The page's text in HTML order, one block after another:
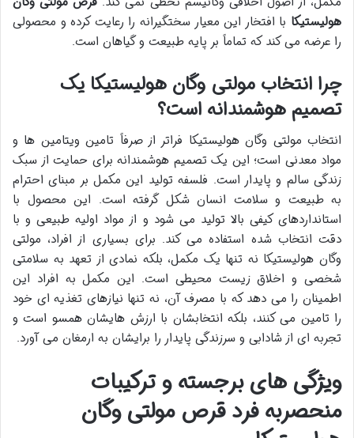
هولیستیکا با افتخار این معیار سختگیرانه را رعایت کرده و محصولی
را عرضه می کند که تماماً بر پایه طبیعت و گیاهان است.
چرا انتخاب مولتی وگان هولیستیکا یک
تصمیم هوشمندانه است؟
انتخاب مولتی وگان هولیستیکا فراتر از صرفاً تامین ویتامین ها و
مواد معدنی است؛ این یک تصمیم هوشمندانه برای حمایت از سبک
زندگی سالم و پایدار است. فلسفه تولید این مکمل بر مبنای احترام
به طبیعت و سلامت انسان شکل گرفته است. این محصول با
استانداردهای کیفی بالا تولید می شود و از مواد اولیه طبیعی و با
دقت انتخاب شده استفاده می کند. برای بسیاری از افراد، مولتی
وگان هولیستیکا نه تنها یک مکمل، بلکه نمادی از تعهد به سلامتی
شخصی و اخلاق زیست محیطی است. این مکمل به افراد این
اطمینان را می دهد که با مصرف آن، نه تنها نیازهای تغذیه ای خود
را تامین می کنند، بلکه انتخابشان با ارزش هایشان همسو است و
تجربه ای از شادابی و سرزندگی پایدار را برایشان به ارمغان می آورد.
ویژگی های برجسته و ترکیبات
منحصربه فرد قرص مولتی وگان